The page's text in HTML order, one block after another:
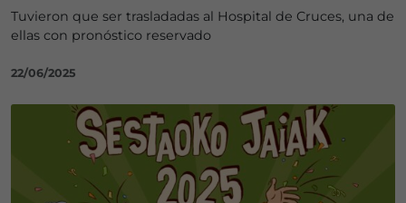
Tuvieron que ser trasladadas al Hospital de Cruces, una de
ellas con pronóstico reservado
22/06/2025